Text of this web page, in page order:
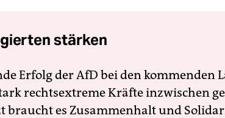
stärken
Erfolg der AfD bei den kommenden
rechtsextreme Kräfte inzwischen
braucht es Zusammenhalt und